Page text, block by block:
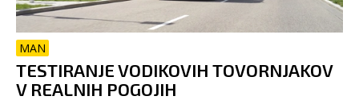
MAN
TESTIRANJE VODIKOVIH TOVORNJAKOV
V REALNIH POGOJIH